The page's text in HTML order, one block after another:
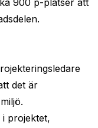
900 p-platser att
det är
projektet,